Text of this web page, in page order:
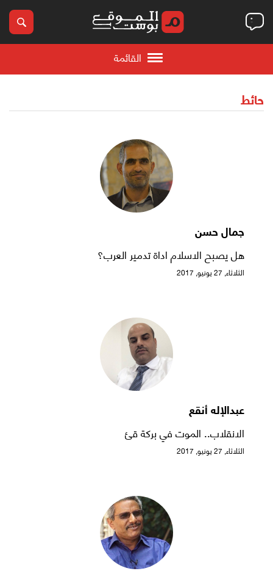
القائمة
حائط
جمال حسن
هل يصبح الاسلام اداة تدمير العرب؟
الثلاثاء, 27 يونيو, 2017
عبدالإله أنقع
الانقلاب.. الموت في بركة قئ
الثلاثاء, 27 يونيو, 2017